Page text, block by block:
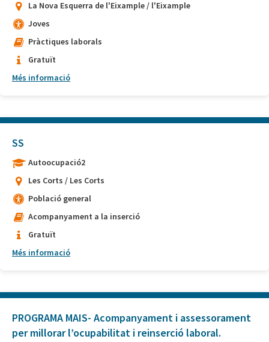
La Nova Esquerra de l'Eixample / l'Eixample
Joves
Pràctiques laborals
Gratuït
Més informació
SS
Autoocupació2
Les Corts / Les Corts
Població general
Acompanyament a la inserció
Gratuït
Més informació
PROGRAMA MAIS- Acompanyament i assessorament
per millorar l’ocupabilitat i reinserció laboral.